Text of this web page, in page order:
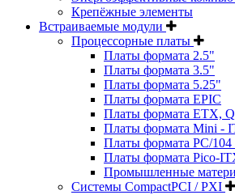
Крепёжные элементы
Встраиваемые модули
Процессорные платы
Платы формата 2.5"
Платы формата 3.5"
Платы формата 5.25"
Платы формата EPIC
Платы формата ETX,
Платы формата Mini -
Платы формата PC/104
Платы формата Pico-
Промышленные
Системы CompactPCI / PXI